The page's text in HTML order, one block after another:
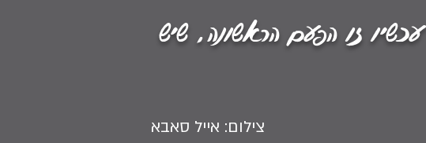
זו הפעם הראשונה, שיש
צילום: אייל סאבא